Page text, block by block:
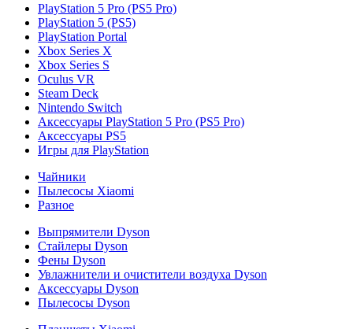
PlayStation 5 Pro (PS5 Pro)
PlayStation 5 (PS5)
PlayStation Portal
Xbox Series X
Xbox Series S
Oculus VR
Steam Deck
Nintendo Switch
Аксессуары PlayStation 5 Pro (PS5 Pro)
Аксессуары PS5
Игры для PlayStation
Чайники
Пылесосы Xiaomi
Разное
Выпрямители Dyson
Стайлеры Dyson
Фены Dyson
Увлажнители и очистители воздуха Dyson
Аксессуары Dyson
Пылесосы Dyson